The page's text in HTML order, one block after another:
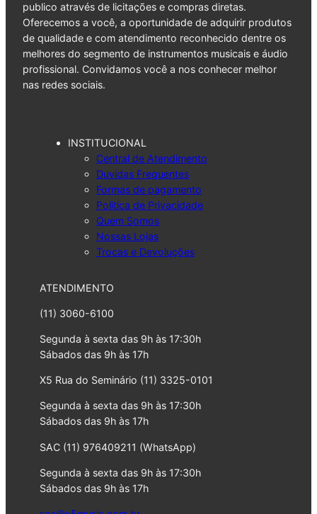
publico através de licitações e compras diretas.
Oferecemos a você, a oportunidade de adquirir produtos
de qualidade e com atendimento reconhecido dentre os
melhores do segmento de instrumentos musicais e áudio
profissional. Convidamos você a nos conhecer melhor
nas redes sociais.
INSTITUCIONAL
Central de Atendimento
Duvidas Frequentes
Formas de pagamento
Politica de Privacidade
Quem Somos
Nossas Lojas
Trocas e Devoluções
ATENDIMENTO
(11) 3060-6100
Segunda à sexta das 9h às 17:30h
Sábados das 9h às 17h
X5 Rua do Seminário (11) 3325-0101
Segunda à sexta das 9h às 17:30h
Sábados das 9h às 17h
SAC (11) 976409211 (WhatsApp)
Segunda à sexta das 9h às 17:30h
Sábados das 9h às 17h